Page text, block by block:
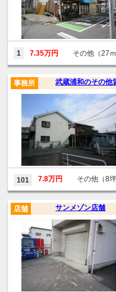
1 7.35万円 その他（27
武蔵浦和のその他
事務所
101 7.8万円 その他（8坪
サンメゾン店舗
店舗